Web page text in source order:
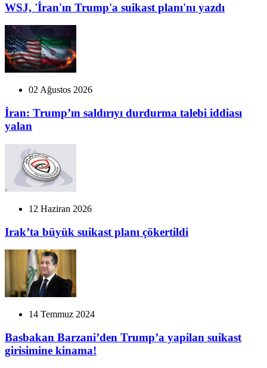
WSJ, 'İran'ın Trump'a suikast planı'nı yazdı
02 Ağustos 2026
İran: Trump’ın saldırıyı durdurma talebi iddiası
yalan
12 Haziran 2026
Irak’ta büyük suikast planı çökertildi
14 Temmuz 2024
Basbakan Barzani’den Trump’a yapilan suikast
girisimine kinama!